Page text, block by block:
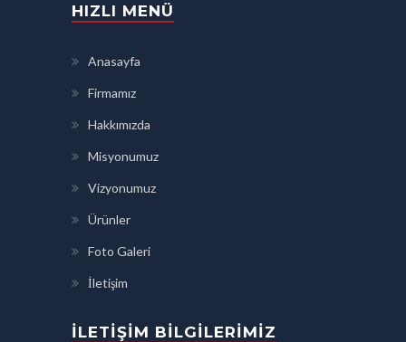
HIZLI MENÜ
Anasayfa
Firmamız
Hakkımızda
Misyonumuz
Vizyonumuz
Ürünler
Foto Galeri
İletişim
İLETIŞIM BILGILERIMIZ